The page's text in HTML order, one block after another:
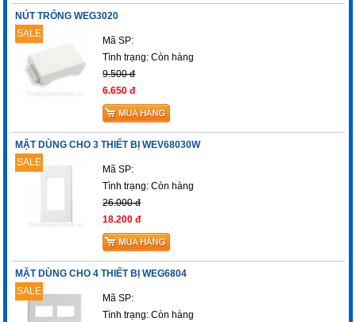
NÚT TRỐNG WEG3020
SALE
Mã SP:
Tình trạng:Còn hàng
9.500 đ
6.650 đ
MẶT DÙNG CHO 3 THIẾT BỊ WEV68030W
SALE
Mã SP:
Tình trạng:Còn hàng
26.000 đ
18.200 đ
MẶT DÙNG CHO 4 THIẾT BỊ WEG6804
SALE
Mã SP:
Tình trạng:Còn hàng